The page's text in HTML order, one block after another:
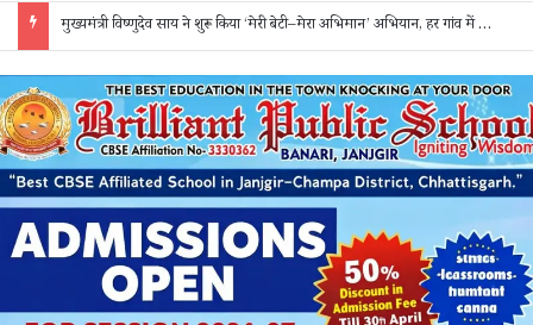
मुख्यमंत्री विष्णुदेव साय ने शुरू किया ‘मेरी बेटी–मेरा अभिमान’ अभियान, हर गांव में मुक्तिधाम और हर स्कूल में बालिका शौचालय